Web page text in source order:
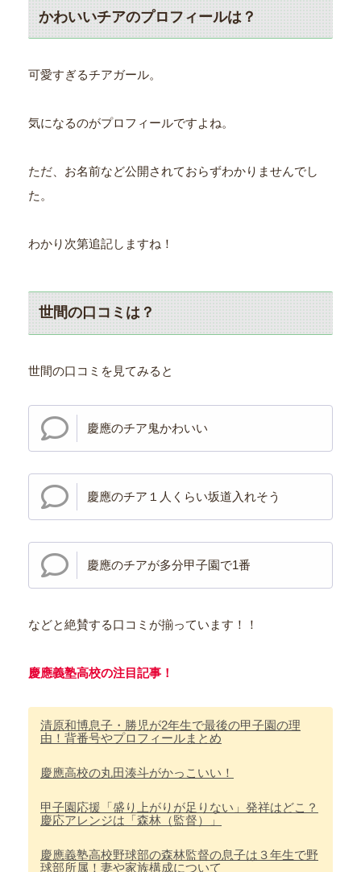
かわいいチアのプロフィールは？
可愛すぎるチアガール。
気になるのがプロフィールですよね。
ただ、お名前など公開されておらずわかりませんでし
た。
わかり次第追記しますね！
世間の口コミは？
世間の口コミを見てみると
慶應のチア鬼かわいい
慶應のチア１人くらい坂道入れそう
慶應のチアが多分甲子園で1番
などと絶賛する口コミが揃っています！！
慶應義塾高校の注目記事！
清原和博息子・勝児が2年生で最後の甲子園の理
由！背番号やプロフィールまとめ
慶應高校の丸田湊斗がかっこいい！
甲子園応援「盛り上がりが足りない」発祥はどこ？
慶応アレンジは「森林（監督）」
慶應義塾高校野球部の森林監督の息子は３年生で野
球部所属！妻や家族構成について